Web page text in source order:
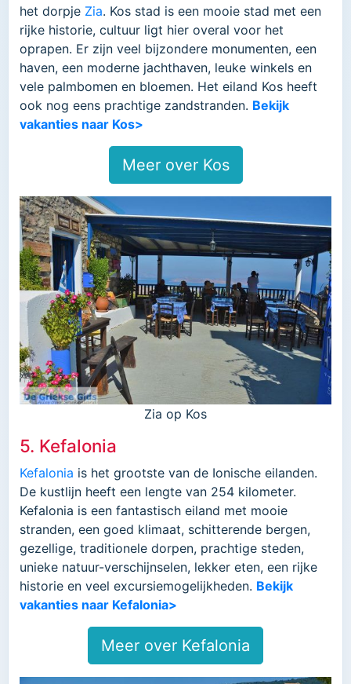
het dorpje Zia. Kos stad is een mooie stad met een
rijke historie, cultuur ligt hier overal voor het
oprapen. Er zijn veel bijzondere monumenten, een
haven, een moderne jachthaven, leuke winkels en
vele palmbomen en bloemen. Het eiland Kos heeft
ook nog eens prachtige zandstranden. Bekijk
vakanties naar Kos>
Meer over Kos
Zia op Kos
5. Kefalonia
Kefalonia is het grootste van de Ionische eilanden.
De kustlijn heeft een lengte van 254 kilometer.
Kefalonia is een fantastisch eiland met mooie
stranden, een goed klimaat, schitterende bergen,
gezellige, traditionele dorpen, prachtige steden,
unieke natuur-verschijnselen, lekker eten, een rijke
historie en veel excursiemogelijkheden. Bekijk
vakanties naar Kefalonia>
Meer over Kefalonia